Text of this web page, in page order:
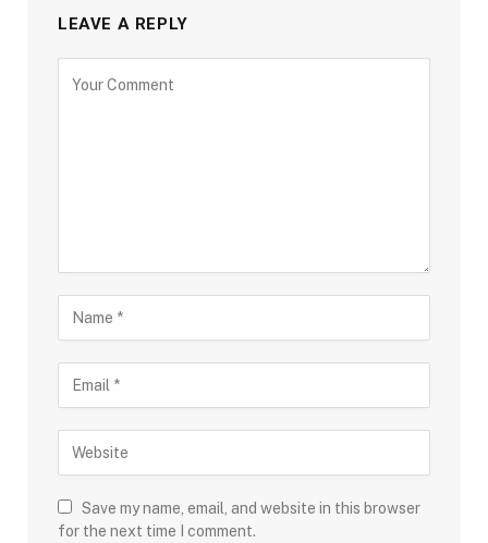
LEAVE A REPLY
Save my name, email, and website in this browser
for the next time I comment.